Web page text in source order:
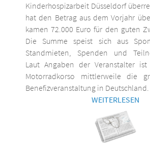
Kinderhospizarbeit Düsseldorf
hat den Betrag aus dem Vorjahr
kamen 72.000 Euro für den guten
Die Summe speist sich aus
Standmieten, Spenden und
Laut Angaben der Veranstalter
Motorradkorso mittlerweile die
Benefizveranstaltung in Deutschland.
WEITERLESEN